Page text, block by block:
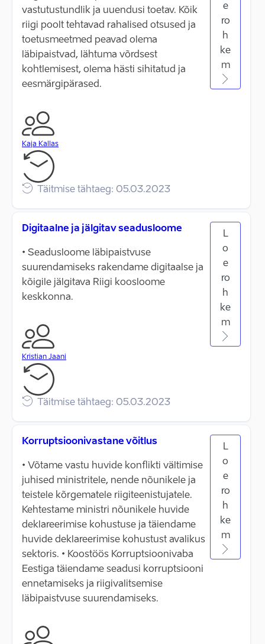
vastutustundlik ja uuendusi toetav. Kõik
riigi poolt tehtavad rahalised otsused ja
toetusmeetmed peavad olema
läbipaistvad, lähtuma võrdsest
kohtlemisest, olema hästi sihitatud ja
eesmärgipärased.
Kaja Kallas
Täitmise tähtaeg: 05.03.2023
e
ro
h
ke
m
Digitaalne ja jälgitav seadusloome
• Seadusloome läbipaistvuse
suurendamiseks rakendame digitaalse ja
kõigile jälgitava Riigi koosloome
keskkonna.
Kristian Jaani
Täitmise tähtaeg: 05.03.2023
L
o
e
ro
h
ke
m
Korruptsioonivastane võitlus
• Võtame vastu huvide konflikti vältimise
juhised ministritele, nende nõunikele ja
teistele kõrgematele riigiteenistujatele.
Kehtestame ministri nõunikele huvide
deklareerimise kohustuse ja täiendame
huvide deklareerimise kohustust avalikus
sektoris. • Koostöös Korruptsioonivaba
Eestiga täiendame seadusi korruptsiooni
ennetamiseks ja riigivalitsemise
läbipaistvuse suurendamiseks.
L
o
e
ro
h
ke
m